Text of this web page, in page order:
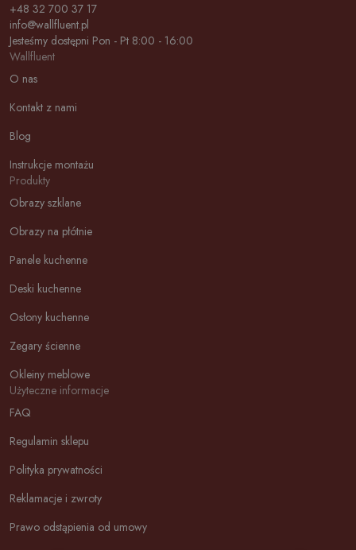
+48 32 700 37 17
info@wallfluent.pl
Jesteśmy dostępni Pon - Pt 8:00 - 16:00
Wallfluent
O nas
Kontakt z nami
Blog
Instrukcje montażu
Produkty
Obrazy szklane
Obrazy na płótnie
Panele kuchenne
Deski kuchenne
Osłony kuchenne
Zegary ścienne
Okleiny meblowe
Użyteczne informacje
FAQ
Regulamin sklepu
Polityka prywatności
Reklamacje i zwroty
Prawo odstąpienia od umowy